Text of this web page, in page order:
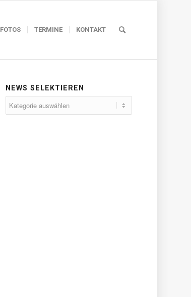
FOTOS TERMINE KONTAKT
NEWS SELEKTIEREN
selektieren